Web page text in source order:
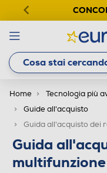
Home Tecnologia più
Guide all'acquisto
Guida all'acquisto dei
Guida